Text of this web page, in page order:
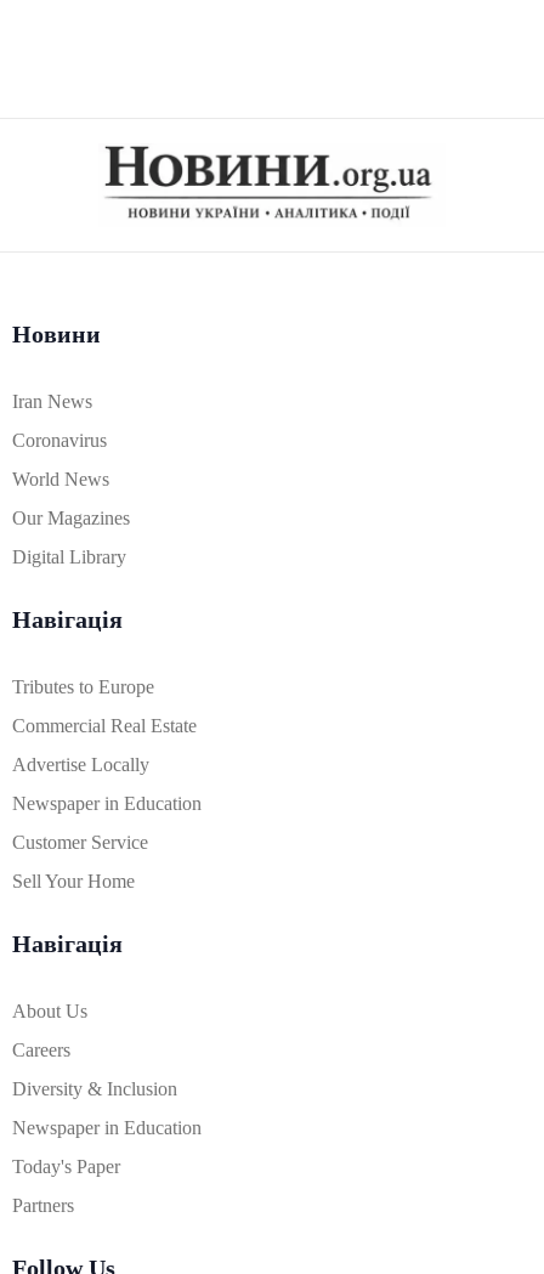
Новини
Iran News
Coronavirus
World News
Our Magazines
Digital Library
Навігація
Tributes to Europe
Commercial Real Estate
Advertise Locally
Newspaper in Education
Customer Service
Sell Your Home
Навігація
About Us
Careers
Diversity & Inclusion
Newspaper in Education
Today's Paper
Partners
Follow Us